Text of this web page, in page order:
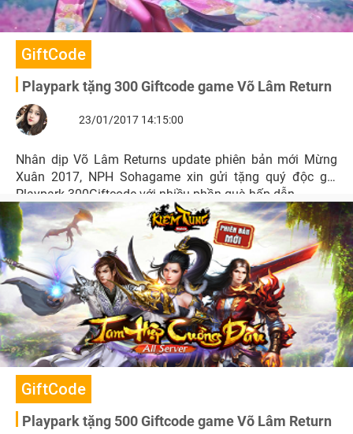
GiftCode
Playpark tặng 300 Giftcode game Võ Lâm Return
23/01/2017 14:15:00
Nhân dịp Võ Lâm Returns update phiên bản mới Mừng
Xuân 2017, NPH Sohagame xin gửi tặng quý độc giả
Playpark 300Giftcode với nhiều phần quà hấp dẫn.
GiftCode
Playpark tặng 500 Giftcode game Võ Lâm Return